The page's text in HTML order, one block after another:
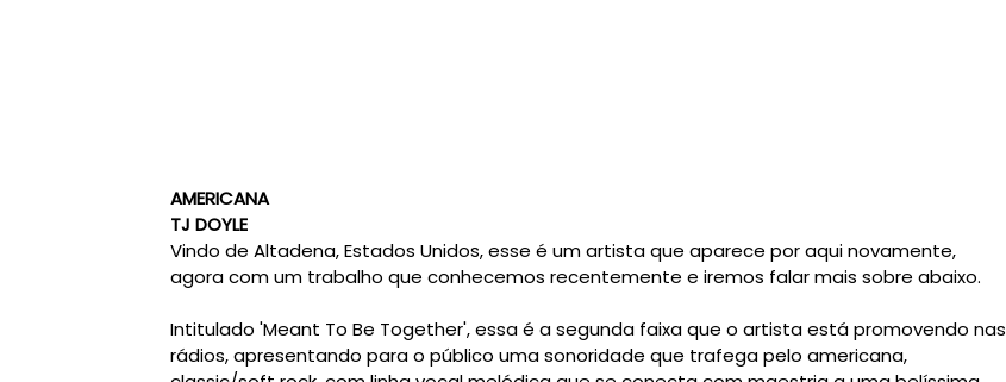
AMERICANA
TJ DOYLE
Vindo de Altadena, Estados Unidos, esse é um artista que aparece por aqui novamente,
agora com um trabalho que conhecemos recentemente e iremos falar mais sobre abaixo.
Intitulado 'Meant To Be Together', essa é a segunda faixa que o artista está promovendo nas
rádios, apresentando para o público uma sonoridade que trafega pelo americana,